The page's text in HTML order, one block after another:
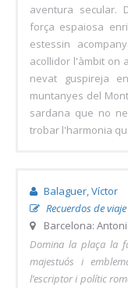
aventura secular.
força espaiosa
estessin
acollidor l'àmbit on
nevat guspireja
muntanyes del
sardana que no
trobar l'harmonia
Balaguer, Víctor
Recuerdos de viaje
Barcelona:
Domina la plaça la
majestuós i
l’escriptor i polític